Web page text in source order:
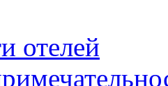
отелей